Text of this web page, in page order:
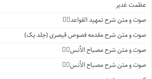
عظمت غدیر
صوت و متن شرح تمهید القواعد۱️⃣
صوت و متن شرح مقدمه فصوص قیصری (جلد یک)
صوت و متن شرح مصباح الأنس۷️⃣
صوت و متن شرح مصباح الأنس۶️⃣